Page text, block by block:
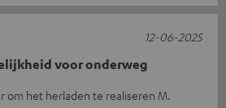
voor onderweg
om het herladen te realiseren M.
12-06-2025